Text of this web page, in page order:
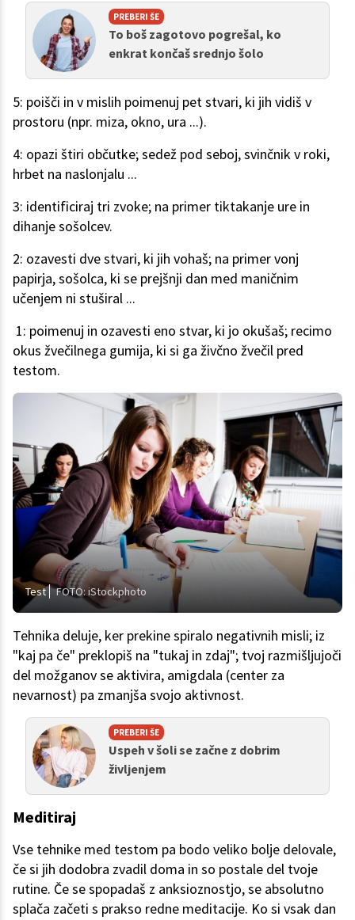
PREBERI ŠE
To boš zagotovo pogrešal, ko
enkrat končaš srednjo šolo
5: poišči in v mislih poimenuj pet stvari, ki jih vidiš v
prostoru (npr. miza, okno, ura ...).
4: opazi štiri občutke; sedež pod seboj, svinčnik v roki,
hrbet na naslonjalu ...
3: identificiraj tri zvoke; na primer tiktakanje ure in
dihanje sošolcev.
2: ozavesti dve stvari, ki jih vohaš; na primer vonj
papirja, sošolca, ki se prejšnji dan med maničnim
učenjem ni stuširal ...
1: poimenuj in ozavesti eno stvar, ki jo okušaš; recimo
okus žvečilnega gumija, ki si ga živčno žvečil pred
testom.
Test FOTO: iStockphoto
Tehnika deluje, ker prekine spiralo negativnih misli; iz
"kaj pa če" preklopiš na "tukaj in zdaj"; tvoj razmišljujoči
del možganov se aktivira, amigdala (center za
nevarnost) pa zmanjša svojo aktivnost.
PREBERI ŠE
Uspeh v šoli se začne z dobrim
življenjem
Meditiraj
Vse tehnike med testom pa bodo veliko bolje delovale,
če si jih dodobra zvadil doma in so postale del tvoje
rutine. Če se spopadaš z anksioznostjo, se absolutno
splača začeti s prakso redne meditacije. Ko si vsak dan